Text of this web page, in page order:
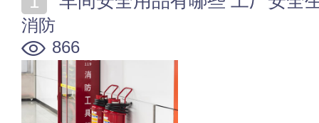
消防
866